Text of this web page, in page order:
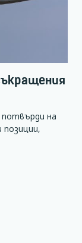
потвърди на
позиции,